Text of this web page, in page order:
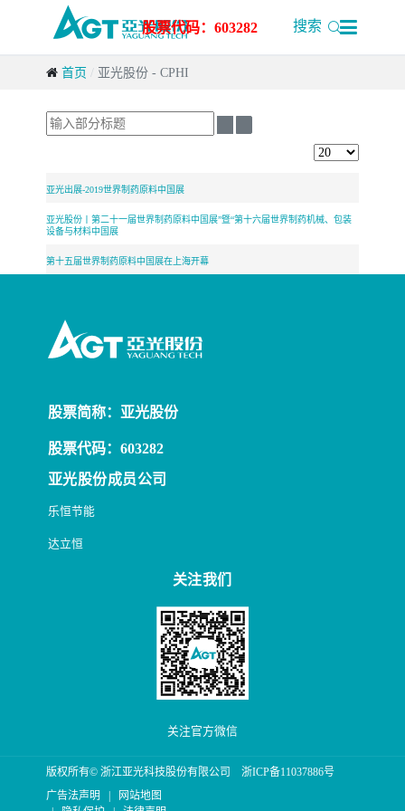
 搜索
股票代码：603282
首页 亚光股份 - CPHI
输
入
标
题
显
亚光出展-2019世界制药原料中国展
亚光股份丨第二十一届世界制药原料中国展”暨“第十六届世界制药机械、包装
设备与材料中国展
第十五届世界制药原料中国展在上海开幕
股票简称：亚光股份
股票代码：603282
亚光股份成员公司
乐恒节能
达立恒
关注我们
关注官方微信
版权所有© 浙江亚光科技股份有限公司
浙ICP备11037886号
广告法声明
网站地图